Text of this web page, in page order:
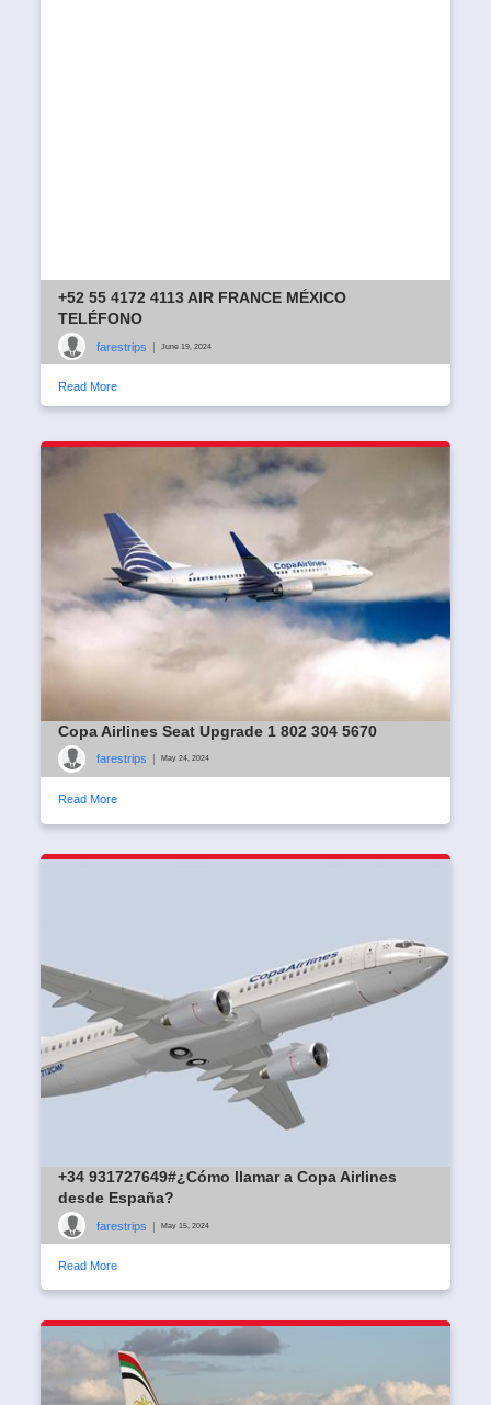
+52 55 4172 4113 AIR FRANCE MÉXICO
TELÉFONO
farestrips | June 19, 2024
Read More
Copa Airlines Seat Upgrade 1 802 304 5670
farestrips | May 24, 2024
Read More
+34 931727649#¿Cómo llamar a Copa Airlines
desde España?
farestrips | May 15, 2024
Read More